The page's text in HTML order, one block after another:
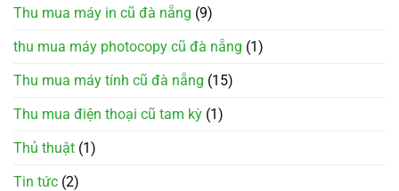
Thu mua máy in cũ đà nẵng (9)
thu mua máy photocopy cũ đà nẵng (1)
Thu mua máy tính cũ đà nẵng (15)
Thu mua điện thoại cũ tam kỳ (1)
Thủ thuật (1)
Tin tức (2)